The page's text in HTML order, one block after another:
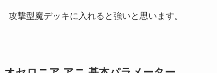
攻撃型魔デッキに入れると強いと思います。